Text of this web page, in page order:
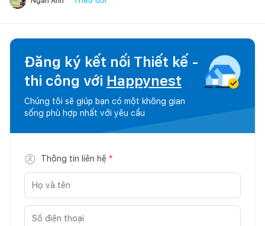
Đăng ký kết nối Thiết kế -
thi công với Happynest
Chúng tôi sẽ giúp bạn có một không gian
sống phù hợp nhất với yêu cầu
Thông tin liên hệ *